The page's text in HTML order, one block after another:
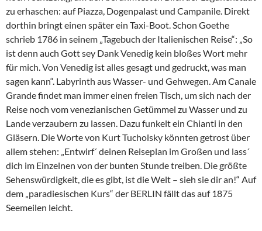
zu erhaschen: auf Piazza, Dogenpalast und Campanile. Direkt
dorthin bringt einen später ein Taxi-Boot. Schon Goethe
schrieb 1786 in seinem „Tagebuch der Italienischen Reise“: „So
ist denn auch Gott sey Dank Venedig kein bloßes Wort mehr
für mich. Von Venedig ist alles gesagt und gedruckt, was man
sagen kann“. Labyrinth aus Wasser- und Gehwegen. Am Canale
Grande findet man immer einen freien Tisch, um sich nach der
Reise noch vom venezianischen Getümmel zu Wasser und zu
Lande verzaubern zu lassen. Dazu funkelt ein Chianti in den
Gläsern. Die Worte von Kurt Tucholsky könnten getrost über
allem stehen: „Entwirf´ deinen Reiseplan im Großen und lass´
dich im Einzelnen von der bunten Stunde treiben. Die größte
Sehenswürdigkeit, die es gibt, ist die Welt – sieh sie dir an!“ Auf
dem „paradiesischen Kurs“ der BERLIN fällt das auf 1875
Seemeilen leicht.